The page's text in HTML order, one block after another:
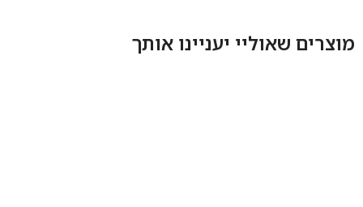
מוצרים שאוליי יעניינו אותך